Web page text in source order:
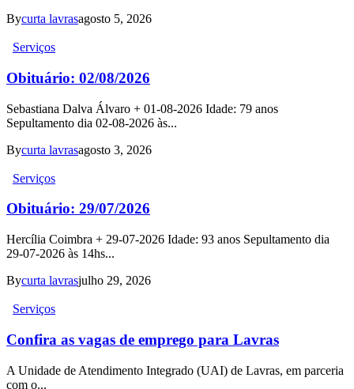
Bycurta lavrasagosto 5, 2026
Serviços
Obituário: 02/08/2026
Sebastiana Dalva Álvaro + 01-08-2026 Idade: 79 anos
Sepultamento dia 02-08-2026 às...
Bycurta lavrasagosto 3, 2026
Serviços
Obituário: 29/07/2026
Hercília Coimbra + 29-07-2026 Idade: 93 anos Sepultamento dia
29-07-2026 às 14hs...
Bycurta lavrasjulho 29, 2026
Serviços
Confira as vagas de emprego para Lavras
A Unidade de Atendimento Integrado (UAI) de Lavras, em parceria
com o...